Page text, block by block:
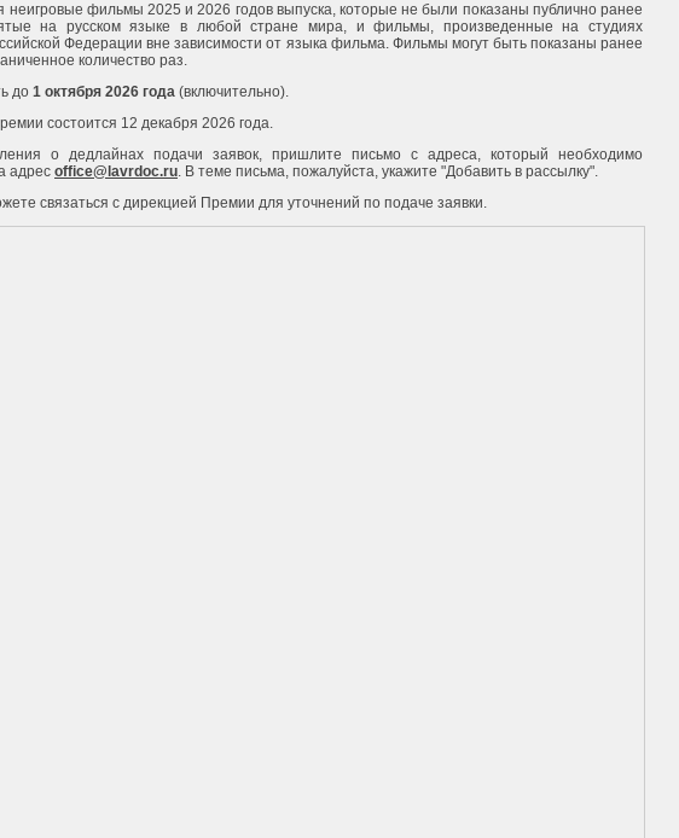
неигровые фильмы 2025 и 2026 годов выпуска, которые не были показаны публично ранее
на русском языке в любой стране мира, и фильмы, произведенные на студиях
Федерации вне зависимости от языка фильма. Фильмы могут быть показаны ранее
количество раз.
до 1 октября 2026 года (включительно).
состоится 12 декабря 2026 года.
о дедлайнах подачи заявок, пришлите письмо с адреса, который необходимо
адрес office@lavrdoc.ru. В теме письма, пожалуйста, укажите "Добавить в рассылку".
связаться с дирекцией Премии для уточнений по подаче заявки.